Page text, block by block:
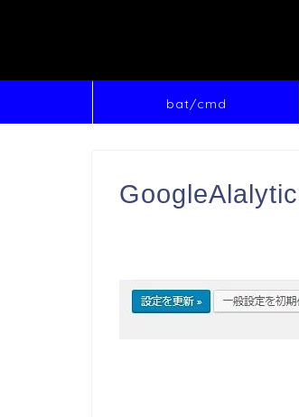
bat/cmd